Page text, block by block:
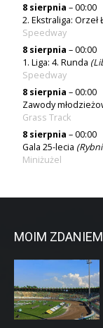
8 sierpnia – 00:00
2. Ekstraliga:
Speedway
8 sierpnia – 00:00
1. Liga: 4. Runda (
Speedway
8 sierpnia – 00:00
Zawody
Grass Track
8 sierpnia – 00:00
Gala 25-lecia
Miniżużel
MOIM ZDANIEM